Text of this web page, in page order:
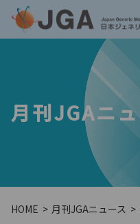
月刊JGAニ
HOME 月刊JGAニュース